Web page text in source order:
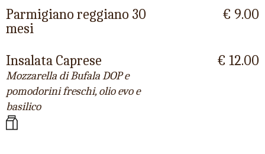
Parmigiano reggiano 30
mesi
€ 9.00
Insalata Caprese
Mozzarella di Bufala DOP e
pomodorini freschi, olio evo e
basilico
€ 12.00